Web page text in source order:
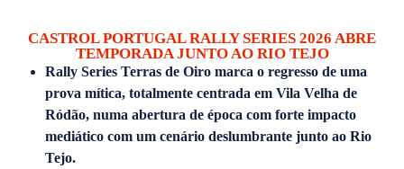
CASTROL PORTUGAL RALLY SERIES 2026 ABRE
TEMPORADA JUNTO AO RIO TEJO
Rally Series Terras de Oiro marca o regresso de uma
prova mítica, totalmente centrada em Vila Velha de
Ródão, numa abertura de época com forte impacto
mediático com um cenário deslumbrante junto ao Rio
Tejo.